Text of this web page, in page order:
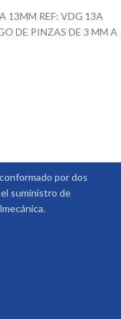
13MM REF: VDG 13A
DE PINZAS DE 3 MM A
por dos
suministro de